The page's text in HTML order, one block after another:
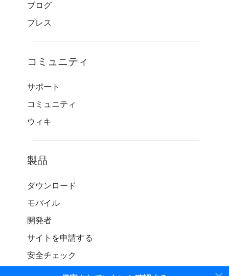
ブログ
プレス
コミュニティ
サポート
コミュニティ
ウィキ
製品
ダウンロード
モバイル
開発者
サイトを申請する
安全チェック